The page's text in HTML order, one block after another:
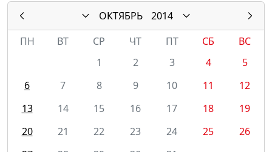
ОКТЯБРЬ
2014
ПН
ВТ СР ЧТ ПТ СБ
ВС
1
2 3 4
5
6
7 8 9 10 11
12
13
14 15 16 17 18
19
20
21 22 23 24 25
26